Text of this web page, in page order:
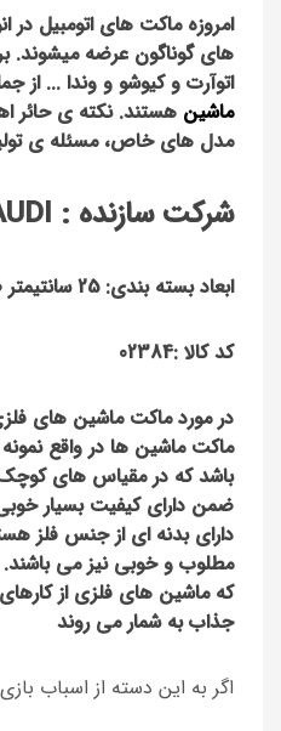
امروزهماکت های اتومبیل در
های گوناگون عرضه میشوند.
اتوآرت و کیوشو و وندا ... از
ماشین هستند. نکته ی
مدل های خاص، مسئله ی
شرکت سازنده : PAUDI
ابعاد بسته بندی: 25 سانتیمتر طول 10
کد کالا :02384
در موردماکت ماشین های
ماکت ماشین ها در واقع
باشد که در مقیاس های
ضمن دارای کیفیت بسیار
دارای بدنه ای از جنس فلز
مطلوب و خوبی نیز می باشند.
که ماشین های فلزی از
جذاب به شمار می روند
اگر به این دسته از اسباب